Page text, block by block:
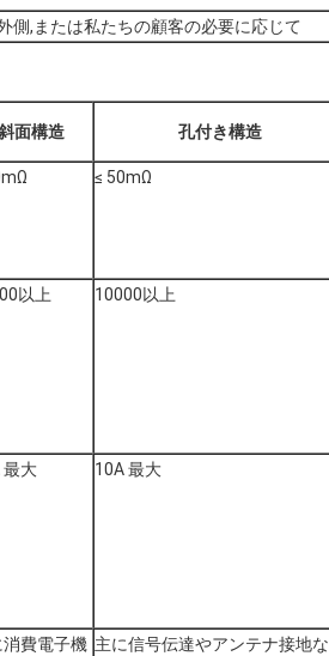
側,または私たちの顧客の必要に応じて
面構造 孔付き構造
≤ 50mΩ
以上 10000以上
最大 10A 最大
消費電子機 主に信号伝達やアンテナ接地な